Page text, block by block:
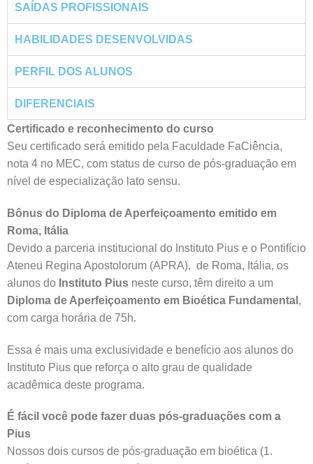
SAÍDAS PROFISSIONAIS
HABILIDADES DESENVOLVIDAS
PERFIL DOS ALUNOS
DIFERENCIAIS
Certificado e reconhecimento do curso
Seu certificado será emitido pela Faculdade FaCiência,
nota 4 no MEC, com status de curso de pós-graduação em
nível de especialização lato sensu.
Bônus do Diploma de Aperfeiçoamento emitido em
Roma, Itália
Devido a parceria institucional do Instituto Pius e o Pontifício
Ateneu Regina Apostolorum (APRA), de Roma, Itália, os
alunos do Instituto Pius neste curso, têm direito a um
Diploma de Aperfeiçoamento em Bioética Fundamental ,
com carga horária de 75h.
Essa é mais uma exclusividade e benefício aos alunos do
Instituto Pius que reforça o alto grau de qualidade
acadêmica deste programa.
É fácil você pode fazer duas pós-graduações com a
Pius
Nossos dois cursos de pós-graduação em bioética (1.